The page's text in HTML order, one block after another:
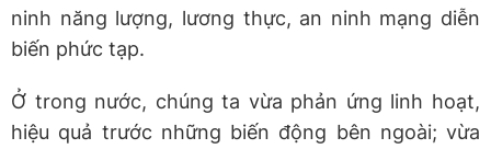
ninh năng lượng, lương thực, an ninh mạng diễn
biến phức tạp.
Ở trong nước, chúng ta vừa phản ứng linh hoạt,
hiệu quả trước những biến động bên ngoài; vừa